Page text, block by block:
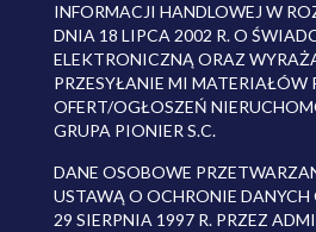
INFORMACJI HANDLOWEJ W
DNIA 18 LIPCA 2002 R. O
ELEKTRONICZNĄ ORAZ
PRZESYŁANIE MI MATERIAŁÓW
OFERT/OGŁOSZEŃ
GRUPA PIONIER S.C.
DANE OSOBOWE
USTAWĄ O OCHRONIE
29 SIERPNIA 1997 R. PRZEZ